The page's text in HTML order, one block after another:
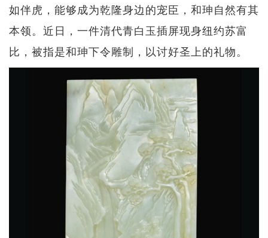
如伴虎，能够成为乾隆身边的宠臣，和珅自然有其
本领。近日，一件清代青白玉插屏现身纽约苏富
比，被指是和珅下令雕制，以讨好圣上的礼物。